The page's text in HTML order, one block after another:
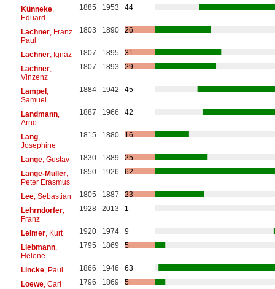
Künneke,
Eduard
1885 1953 44
Lachner, Franz
Paul
1803 1890 26
Lachner, Ignaz 1807 1895
31
Lachner,
Vinzenz
1807 1893 29
Lampel,
Samuel
1884 1942 45
Landmann,
Arno
1887 1966 42
Lang,
Josephine
1815 1880 16
Lange, Gustav 1830 1889
25
Lange-Müller,
Peter Erasmus
1850 1926 62
Lee, Sebastian 1805 1887
23
Lehrndorfer,
Franz
1928 2013 1
Leimer, Kurt 1920 1974
9
Liebmann,
Helene
1795 1869 5
Lincke, Paul 1866 1946
63
Loewe, Carl 1796 1869
5